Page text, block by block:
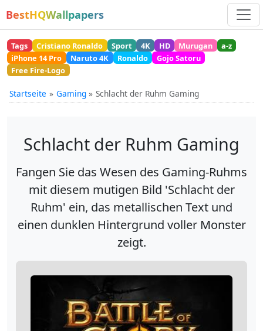
BestHQWallpapers
Tags Cristiano Ronaldo Sport 4K HD Murugan
a-z
iPhone 14 Pro
Naruto 4K Ronaldo
Gojo Satoru
Free Fire-Logo
Startseite Gaming Schlacht der Ruhm Gaming
Schlacht der Ruhm Gaming
Fangen Sie das Wesen des Gaming-Ruhms
mit diesem mutigen Bild 'Schlacht der
Ruhm' ein, das metallischen Text und
einen dunklen Hintergrund voller Monster
zeigt.